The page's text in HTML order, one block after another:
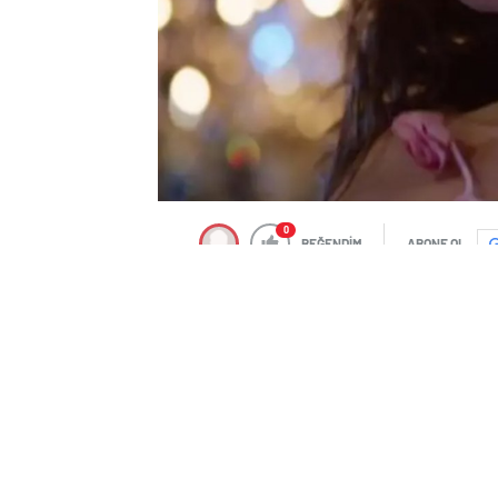
0
BEĞENDİM ABONE OL